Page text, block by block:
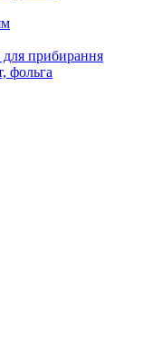
для прибирання
фольга